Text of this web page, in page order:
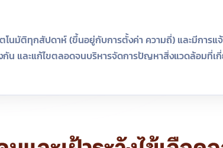
โนมัติทุกสัปดาห์ (ขึ้นอยู่กับการตั้งค่า ความถี่) และมีการ
น และแก้ไขตลอดจนบริหารจัดการปัญหาสิ่งแวดล้อมที่เ